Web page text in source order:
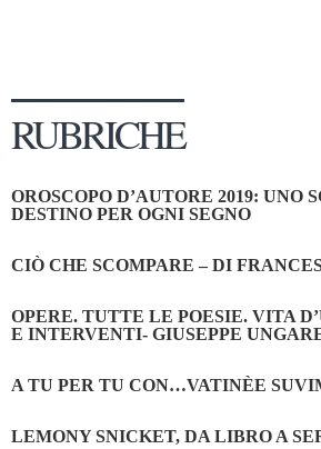
RUBRICHE
OROSCOPO D’AUTORE 2019: UNO
DESTINO PER OGNI SEGNO
CIÒ CHE SCOMPARE – DI
OPERE. TUTTE LE POESIE. VITA
E INTERVENTI- GIUSEPPE
A TU PER TU CON…VATINÈE
LEMONY SNICKET, DA LIBRO A